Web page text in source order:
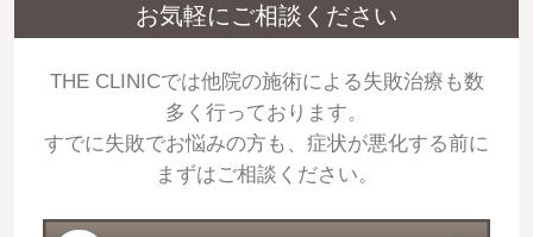
お気軽にご相談ください
THE CLINICでは他院の施術による失敗治療も数
多く行っております。
すでに失敗でお悩みの方も、症状が悪化する前に
まずはご相談ください。